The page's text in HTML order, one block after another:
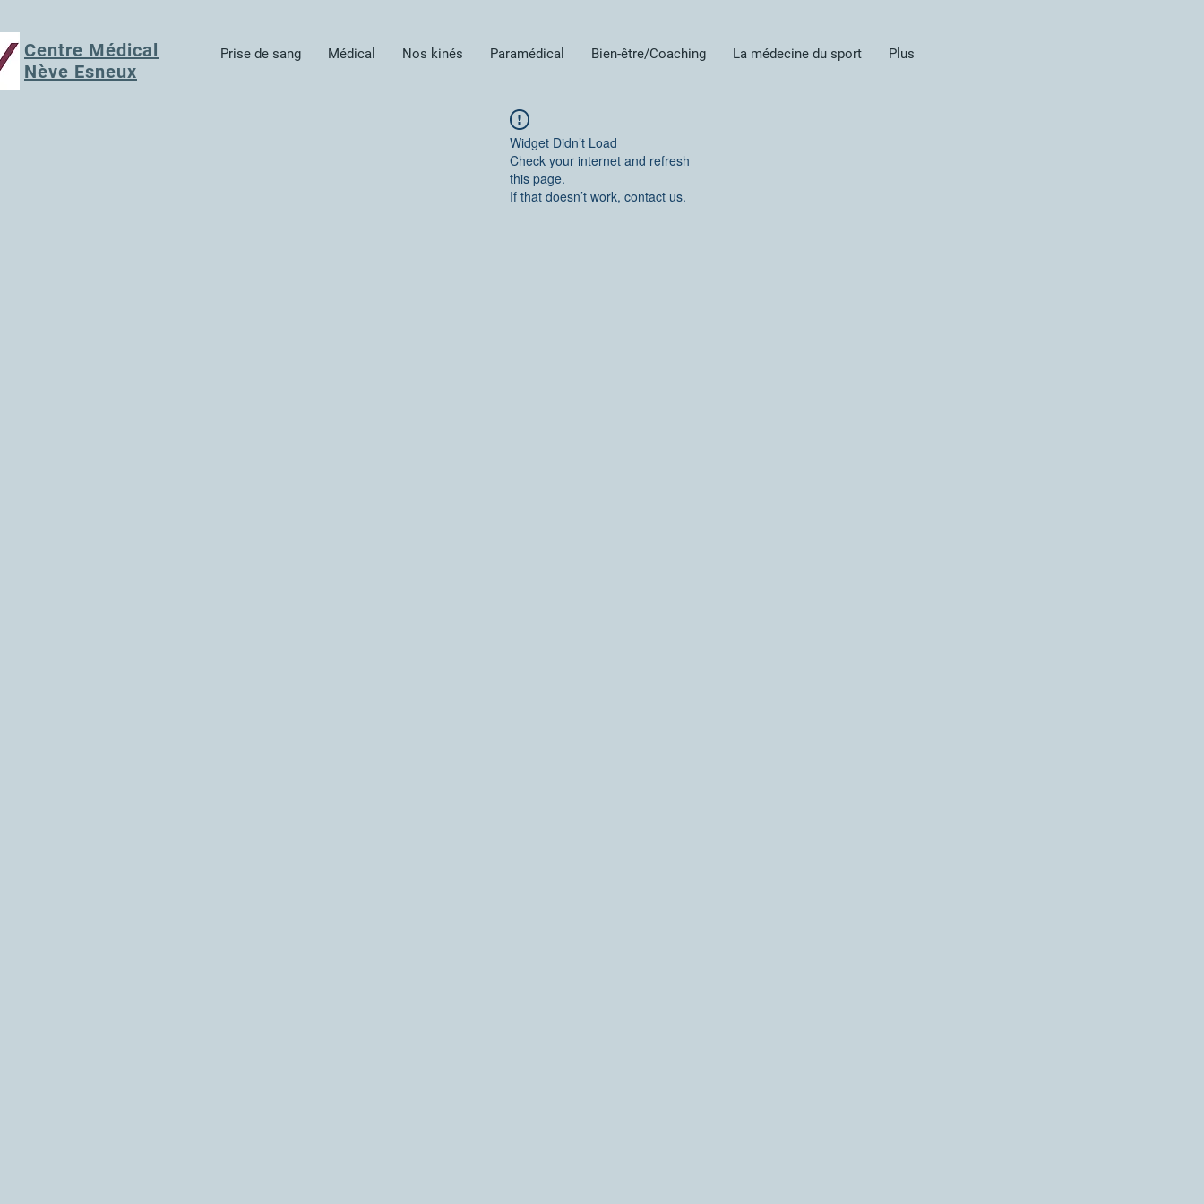
Centre Médical
Nève Esneux
Prise de sang Médical Nos kinés Paramédical Bien-être/Coaching La médecine du sport Plus
Widget Didn’t Load
Check your internet and refresh
this page.
If that doesn’t work, contact us.